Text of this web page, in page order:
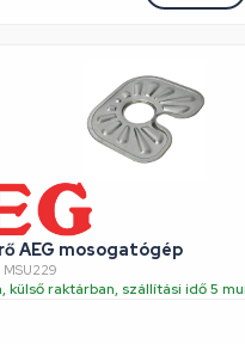
AEG mosogatógép
MSU229
külső raktárban, szállítási idő 5